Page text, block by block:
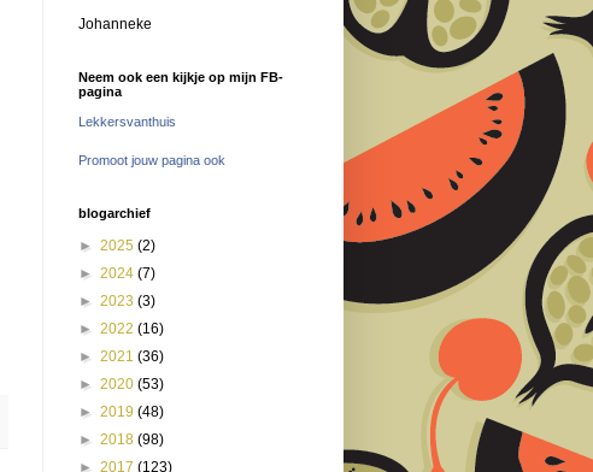
Johanneke
Neem ook een kijkje op mijn FB-
pagina
Lekkersvanthuis
Promoot jouw pagina ook
blogarchief
► 2025 (2)
► 2024 (7)
► 2023 (3)
► 2022 (16)
► 2021 (36)
► 2020 (53)
► 2019 (48)
► 2018 (98)
► 2017 (123)